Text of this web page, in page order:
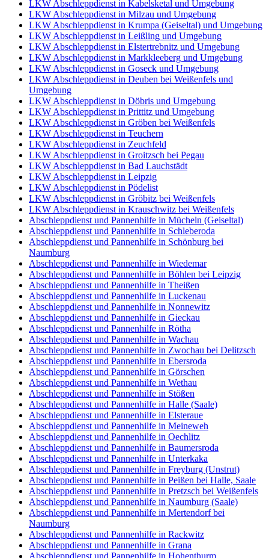
LKW Abschleppdienst in Kabelsketal und Umgebung
LKW Abschleppdienst in Milzau und Umgebung
LKW Abschleppdienst in Krumpa (Geiseltal) und Umgebung
LKW Abschleppdienst in Leißling und Umgebung
LKW Abschleppdienst in Elstertrebnitz und Umgebung
LKW Abschleppdienst in Markkleeberg und Umgebung
LKW Abschleppdienst in Goseck und Umgebung
LKW Abschleppdienst in Deuben bei Weißenfels und
Umgebung
LKW Abschleppdienst in Döbris und Umgebung
LKW Abschleppdienst in Prittitz und Umgebung
LKW Abschleppdienst in Gröben bei Weißenfels
LKW Abschleppdienst in Teuchern
LKW Abschleppdienst in Zeuchfeld
LKW Abschleppdienst in Groitzsch bei Pegau
LKW Abschleppdienst in Bad Lauchstädt
LKW Abschleppdienst in Leipzig
LKW Abschleppdienst in Pödelist
LKW Abschleppdienst in Gröbitz bei Weißenfels
LKW Abschleppdienst in Krauschwitz bei Weißenfels
Abschleppdienst und Pannenhilfe in Mücheln (Geiseltal)
Abschleppdienst und Pannenhilfe in Schleberoda
Abschleppdienst und Pannenhilfe in Schönburg bei
Naumburg
Abschleppdienst und Pannenhilfe in Wiedemar
Abschleppdienst und Pannenhilfe in Böhlen bei Leipzig
Abschleppdienst und Pannenhilfe in Theißen
Abschleppdienst und Pannenhilfe in Luckenau
Abschleppdienst und Pannenhilfe in Nonnewitz
Abschleppdienst und Pannenhilfe in Gieckau
Abschleppdienst und Pannenhilfe in Rötha
Abschleppdienst und Pannenhilfe in Wachau
Abschleppdienst und Pannenhilfe in Zwochau bei Delitzsch
Abschleppdienst und Pannenhilfe in Ebersroda
Abschleppdienst und Pannenhilfe in Görschen
Abschleppdienst und Pannenhilfe in Wethau
Abschleppdienst und Pannenhilfe in Stößen
Abschleppdienst und Pannenhilfe in Halle (Saale)
Abschleppdienst und Pannenhilfe in Elsteraue
Abschleppdienst und Pannenhilfe in Meineweh
Abschleppdienst und Pannenhilfe in Oechlitz
Abschleppdienst und Pannenhilfe in Baumersroda
Abschleppdienst und Pannenhilfe in Unterkaka
Abschleppdienst und Pannenhilfe in Freyburg (Unstrut)
Abschleppdienst und Pannenhilfe in Peißen bei Halle, Saale
Abschleppdienst und Pannenhilfe in Pretzsch bei Weißenfels
Abschleppdienst und Pannenhilfe in Naumburg (Saale)
Abschleppdienst und Pannenhilfe in Mertendorf bei
Naumburg
Abschleppdienst und Pannenhilfe in Rackwitz
Abschleppdienst und Pannenhilfe in Grana